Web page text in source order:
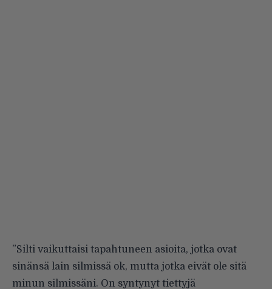
”Silti vaikuttaisi tapahtuneen asioita, jotka ovat
sinänsä lain silmissä ok, mutta jotka eivät ole sitä
minun silmissäni. On syntynyt tiettyjä